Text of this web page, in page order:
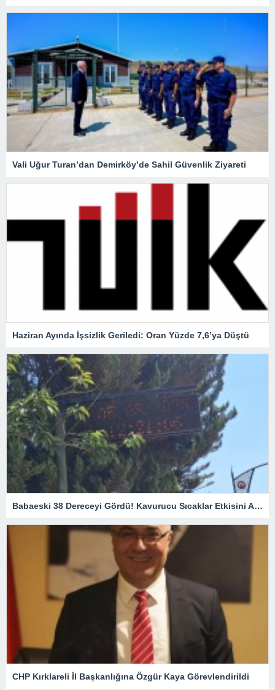
Vali Uğur Turan’dan Demirköy’de Sahil Güvenlik Ziyareti
Haziran Ayında İşsizlik Geriledi: Oran Yüzde 7,6’ya Düştü
Babaeski 38 Dereceyi Gördü! Kavurucu Sıcaklar Etkisini Artırıyor
CHP Kırklareli İl Başkanlığına Özgür Kaya Görevlendirildi